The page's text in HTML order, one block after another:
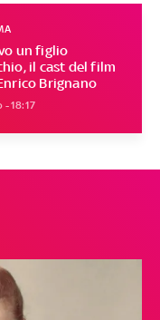
un figlio
il cast del film
Brignano
- 18:17